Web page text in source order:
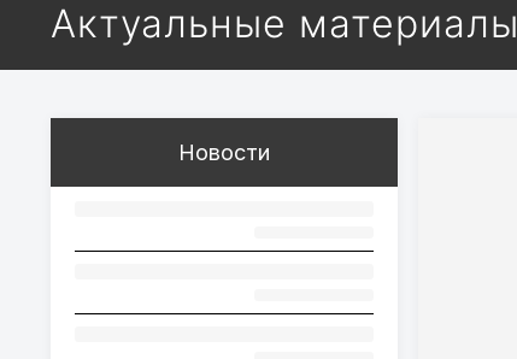
Актуальные материалы
Новости